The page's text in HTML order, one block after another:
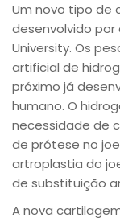
Um novo tipo de
desenvolvido por
University. Os
artificial de
próximo já
humano. O
necessidade de
de prótese no
artroplastia do
de substituição
A nova